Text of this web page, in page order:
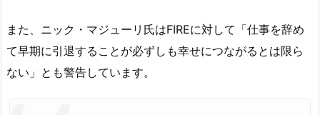
また、ニック・マジューリ氏はFIREに対して「仕事を辞め
て早期に引退することが必ずしも幸せにつながるとは限ら
ない」とも警告しています。